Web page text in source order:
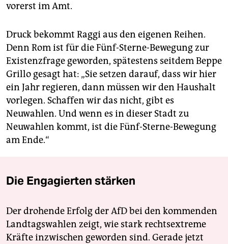
vorerst im Amt.
Druck bekommt Raggi aus den eigenen Reihen.
Denn Rom ist für die Fünf-Sterne-Bewegung zur
Existenzfrage geworden, spätestens seitdem Beppe
Grillo gesagt hat: „Sie setzen darauf, dass wir hier
ein Jahr regieren, dann müssen wir den Haushalt
vorlegen. Schaffen wir das nicht, gibt es
Neuwahlen. Und wenn es in dieser Stadt zu
Neuwahlen kommt, ist die Fünf-Sterne-Bewegung
am Ende.“
Die Engagierten stärken
Der drohende Erfolg der AfD bei den kommenden
Landtagswahlen zeigt, wie stark rechtsextreme
Kräfte inzwischen geworden sind. Gerade jetzt